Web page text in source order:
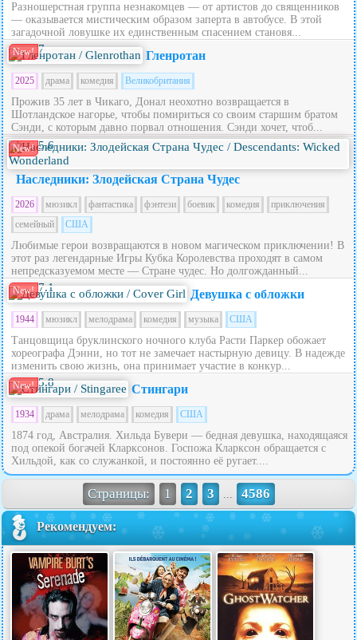
Разношерстная группа незнакомцев — от артистов до священников
— оказывается мистическим образом заперта в автобусе. В этой
загадочной ловушке их единственным спасением становя...
New! 7 Гленротан
2025 драма комедия Великобритания
Прожив 35 лет в Чикаго, Донал неохотно возвращается в
Шотландское нагорье, чтобы помириться со своим старшим братом
Сэнди, с которым давно порвал отношения. Сэнди хочет, чтоб...
New! 5.6
Наследники: Злодейская Страна Чудес
2026 мюзикл фантастика фэнтези боевик комедия
приключения
семейный
США
Любимые герои возвращаются в новом магическом приключении! В
этот раз легендарные Игры Кубка Королевства проходят в самом
непредсказуемом месте — Стране чудес. Но долгожданный...
New! 7.1 Девушка с обложки
1944 мюзикл мелодрама комедия музыка США
Танцовщица бруклинского ночного клуба Расти Паркер обожает
хореографа Дэнни, но тот не замечает настырную девицу. В надежде
изменить свою жизнь, она принимает участие в конкур...
New! 5.8 Стингари
1934 драма мелодрама комедия США
1874 год, Австралия. Хильда Бувери — бедная девушка, находящаяся
под опекой богачей Кларксонов. Госпожа Кларксон обращается с
Хильдой, как со служанкой, и постоянно её ругает....
Страницы: 1 2 3 ... 4586
Рекомендуем: